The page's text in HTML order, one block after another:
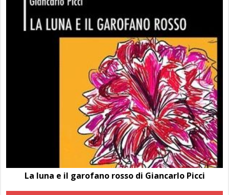
La luna e il garofano rosso di Giancarlo Picci